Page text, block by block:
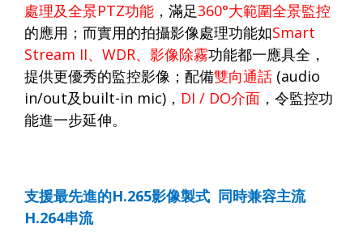
處理及全景PTZ功能 ，滿足360°大範圍全景監控
的應用；而實用的拍攝影像處理功能如Smart
Stream II、 WDR、影像除霧功能都一應具全，
提供更優秀的監控影像；配備雙向通話 (audio
in/out及 built-in mic) ， DI / DO介面 ，令監控功
能進一步延伸。
支援最先進的H.265影像製式 同時兼容主流
H.264串流